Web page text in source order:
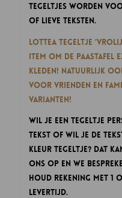
tegeltjes worden
of lieve teksten.
Lottea Tegeltje
item om de Paastafel
kleden! Natuurlijk
voor vrienden en
varianten!
Wil je een tegeltje
tekst of wil je de
kleur tegeltje? Dat
ons op en we
Houd rekening met 1
levertijd.